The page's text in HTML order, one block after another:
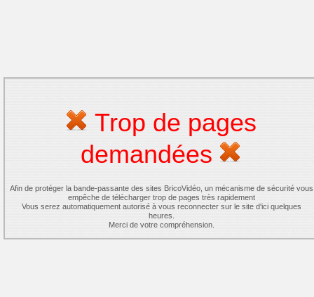
Trop de pages
demandées
Afin de protéger la bande-passante des sites BricoVidéo, un mécanisme de sécurité vous
empêche de télécharger trop de pages très rapidement
Vous serez automatiquement autorisé à vous reconnecter sur le site d'ici quelques
heures.
Merci de votre compréhension.